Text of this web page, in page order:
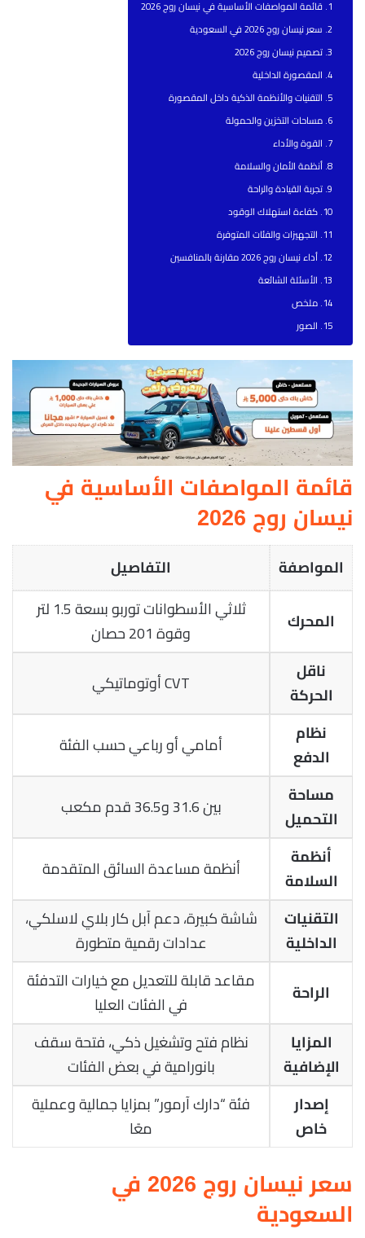
قائمة المواصفات الأساسية في نيسان روج 2026
سعر نيسان روج 2026 في السعودية
تصميم نيسان روج 2026
المقصورة الداخلية
التقنيات والأنظمة الذكية داخل المقصورة
مساحات التخزين والحمولة
القوة والأداء
أنظمة الأمان والسلامة
تجربة القيادة والراحة
كفاءة استهلاك الوقود
التجهيزات والفئات المتوفرة
أداء نيسان روج 2026 مقارنة بالمنافسين
الأسئلة الشائعة
ملخص
الصور
قائمة المواصفات الأساسية في
نيسان روج 2026
المواصفة التفاصيل
المحرك
ثلاثي الأسطوانات توربو بسعة 1.5 لتر
وقوة 201 حصان
ناقل
الحركة
CVT أوتوماتيكي
نظام
الدفع
أمامي أو رباعي حسب الفئة
مساحة
التحميل
بين 31.6 و36.5 قدم مكعب
أنظمة
السلامة
أنظمة مساعدة السائق المتقدمة
التقنيات
الداخلية
شاشة كبيرة، دعم آبل كار بلاي لاسلكي،
عدادات رقمية متطورة
الراحة
مقاعد قابلة للتعديل مع خيارات التدفئة
في الفئات العليا
المزايا
الإضافية
نظام فتح وتشغيل ذكي، فتحة سقف
بانورامية في بعض الفئات
إصدار
خاص
فئة “دارك آرمور” بمزايا جمالية وعملية
معًا
سعر نيسان روج 2026 في
السعودية